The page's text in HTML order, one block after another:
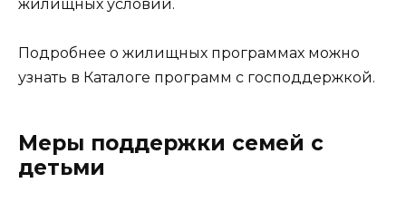
жилищных условий.
Подробнее о жилищных программах можно
узнать в Каталоге программ с господдержкой.
Меры поддержки семей с
детьми